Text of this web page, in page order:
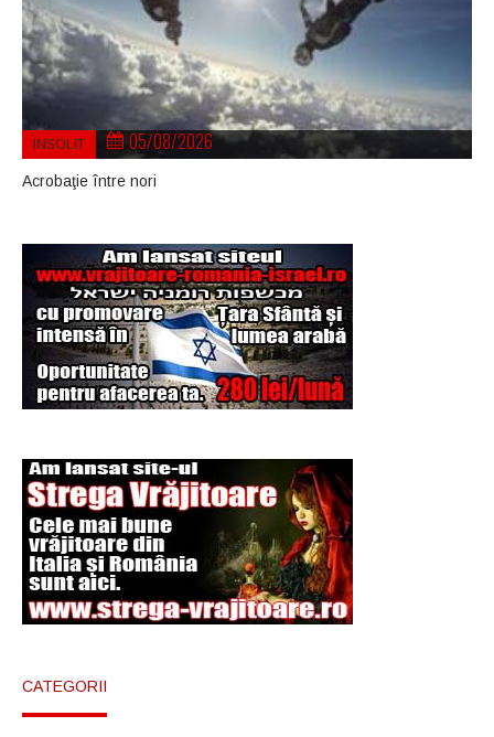
INSOLIT 05/08/2026
Acrobaţie între nori
CATEGORII